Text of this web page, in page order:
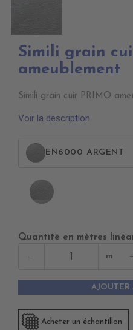
Simili grain
ameublement
Simili grain cuir PRIMO
Voir la description
EN6000 ARGENT
ARGENT
Quantité en mètres
− m
AJOUTER
Acheter un échantillon